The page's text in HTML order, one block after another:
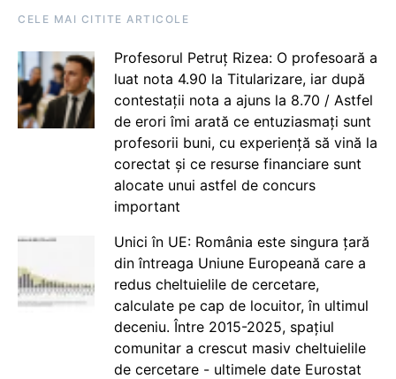
CELE MAI CITITE ARTICOLE
Profesorul Petruț Rizea: O profesoară a
luat nota 4.90 la Titularizare, iar după
contestații nota a ajuns la 8.70 / Astfel
de erori îmi arată ce entuziasmați sunt
profesorii buni, cu experiență să vină la
corectat și ce resurse financiare sunt
alocate unui astfel de concurs
important
Unici în UE: România este singura țară
din întreaga Uniune Europeană care a
redus cheltuielile de cercetare,
calculate pe cap de locuitor, în ultimul
deceniu. Între 2015-2025, spațiul
comunitar a crescut masiv cheltuielile
de cercetare - ultimele date Eurostat